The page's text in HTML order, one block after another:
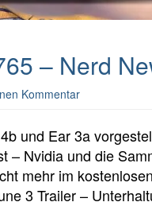
– Nerd
Kommentar
und Ear 3a
– Nvidia und die
mehr im
3 Trailer –